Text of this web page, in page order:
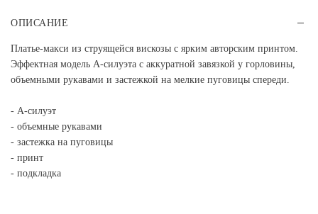
ОПИСАНИЕ
Платье-макси из струящейся вискозы с ярким авторским принтом.
Эффектная модель А-силуэта с аккуратной завязкой у горловины,
объемными рукавами и застежкой на мелкие пуговицы спереди.
- А-силуэт
- объемные рукавами
- застежка на пуговицы
- принт
- подкладка